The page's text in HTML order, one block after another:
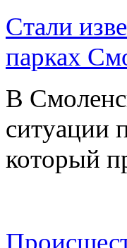
Стали
парках
В
ситуации
который